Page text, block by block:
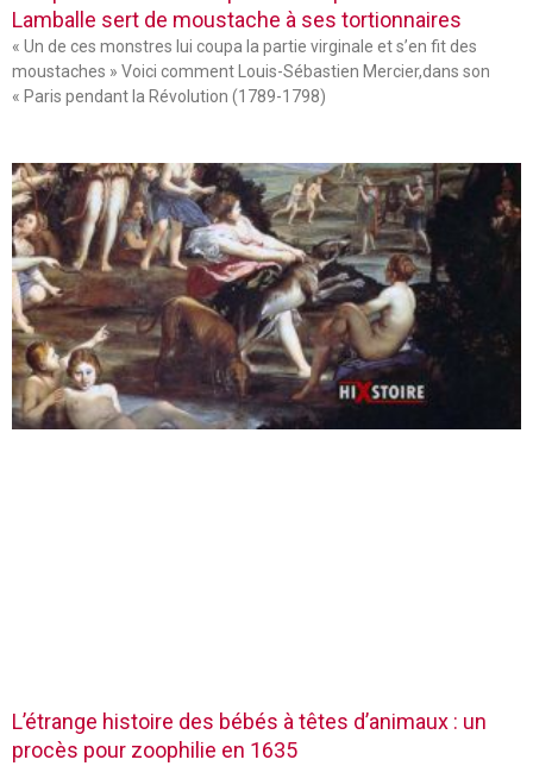
Lamballe sert de moustache à ses tortionnaires
« Un de ces monstres lui coupa la partie virginale et s’en fit des
moustaches » Voici comment Louis-Sébastien Mercier,dans son
« Paris pendant la Révolution (1789-1798)
L’étrange histoire des bébés à têtes d’animaux : un
procès pour zoophilie en 1635